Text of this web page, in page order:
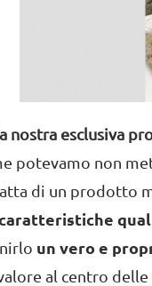
nostra esclusiva
potevamo non
di un prodotto
un vero e
al centro